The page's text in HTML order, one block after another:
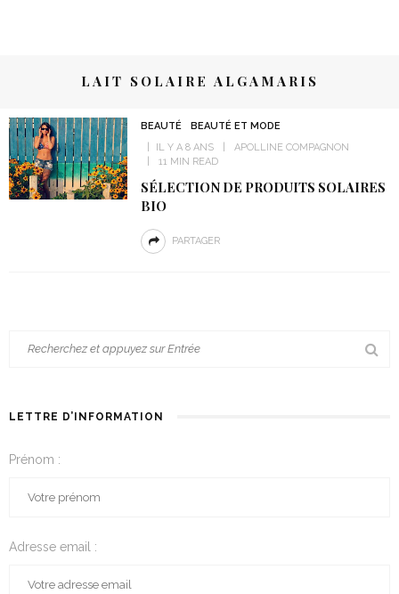
LAIT SOLAIRE ALGAMARIS
BEAUTÉ
BEAUTÉ ET MODE
IL Y A 8 ANS
APOLLINE COMPAGNON
11 MIN READ
SÉLECTION DE PRODUITS SOLAIRES
BIO
PARTAGER
LETTRE D’INFORMATION
Prénom :
Adresse email :